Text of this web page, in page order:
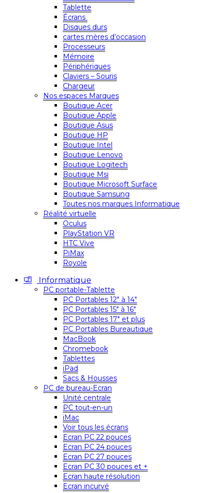
Tablette
Écrans
Disques durs
cartes mères d’occasion
Processeurs
Mémoire
Périphériques
Claviers – Souris
Chargeur
Nos espaces Marques
Boutique Acer
Boutique Apple
Boutique Asus
Boutique HP
Boutique Intel
Boutique Lenovo
Boutique Logitech
Boutique Msi
Boutique Microsoft Surface
Boutique Samsung
Toutes nos marques Informatique
Réalité virtuelle
Oculus
PlayStation VR
HTC Vive
PiMax
Royole
Informatique
PC portable-Tablette
PC Portables 12″ à 14″
PC Portables 15″ à 16″
PC Portables 17″ et plus
PC Portables Bureautique
MacBook
Chromebook
Tablettes
iPad
Sacs & Housses
PC de bureau-Ecran
Unité centrale
PC tout-en-un
iMac
Voir tous les écrans
Ecran PC 22 pouces
Ecran PC 24 pouces
Ecran PC 27 pouces
Ecran PC 30 pouces et +
Ecran haute résolution
Ecran incurvé